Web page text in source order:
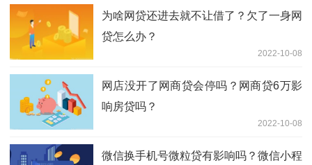
为啥网贷还进去就不让借了？欠了一身网
贷怎么办？
2022-10-08
网店没开了网商贷会停吗？网商贷6万影
响房贷吗？
2022-10-08
微信换手机号微粒贷有影响吗？微信小程